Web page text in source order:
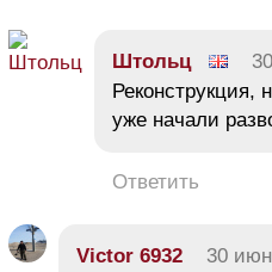
Штольц
Реконструкция,
уже начали
Ответить
Victor 6932 30